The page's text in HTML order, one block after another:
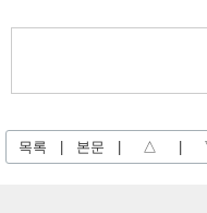
목록 본문 △